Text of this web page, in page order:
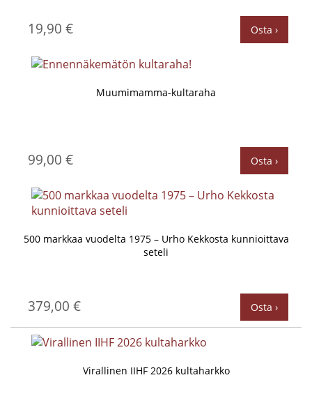
19,90 € Osta ›
Muumimamma-kultaraha
99,00 € Osta ›
500 markkaa vuodelta 1975 – Urho Kekkosta kunnioittava
seteli
379,00 € Osta ›
Virallinen IIHF 2026 kultaharkko